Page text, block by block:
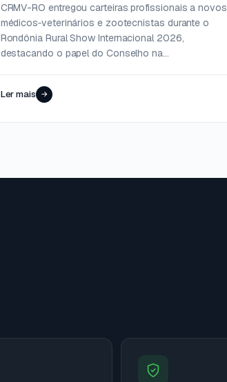
CRMV-RO entregou carteiras profissionais a novos
médicos‑veterinários e zootecnistas durante o
Rondônia Rural Show Internacional 2026,
destacando o papel do Conselho na…
Ler mais →